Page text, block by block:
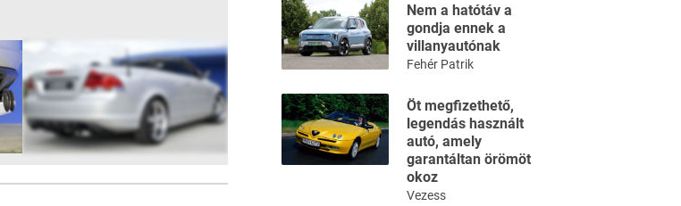
Nem a hatótáv a
gondja ennek a
villanyautónak
Fehér Patrik
Öt megfizethető,
legendás használt
autó, amely
garantáltan örömöt
okoz
Vezess